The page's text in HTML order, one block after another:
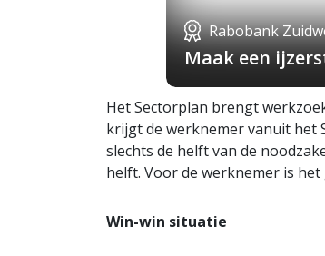
Rabobank
Maak een
Het Sectorplan brengt
krijgt de werknemer vanuit het
slechts de helft van de
helft. Voor de werknemer is het
Win-win situatie